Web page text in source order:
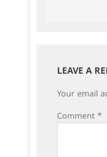
LEAVE A
Your email
Comment *